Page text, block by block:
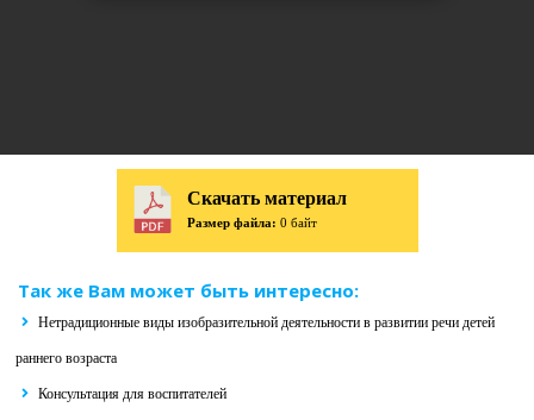
Скачать материал
Размер файла: 0 байт
Так же Вам может быть интересно:
Нетрадиционные виды изобразительной деятельности в развитии речи детей
раннего возраста
Консультация для воспитателей